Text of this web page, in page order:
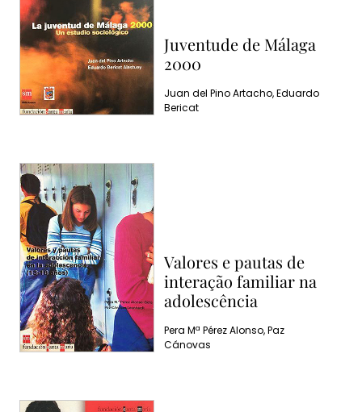
Juventude de Málaga
2000
Juan del Pino Artacho, Eduardo
Bericat
Valores e pautas de
interação familiar na
adolescência
Pera Mª Pérez Alonso, Paz
Cánovas